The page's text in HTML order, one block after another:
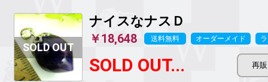
ナイスなナスＤ
￥18,648 送料無料 オーダーメイド
SOLD OUT...